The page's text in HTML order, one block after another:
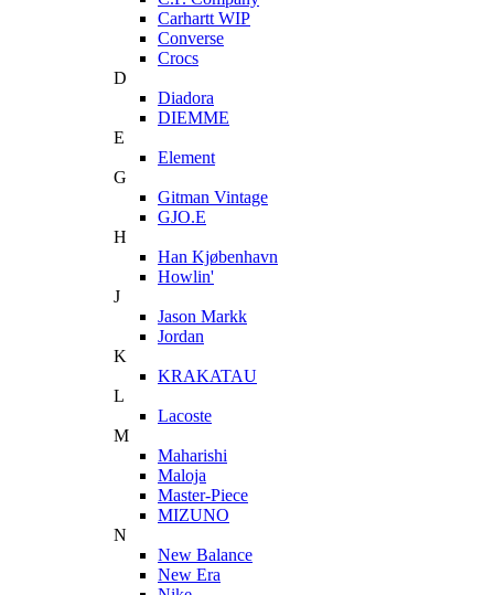
Carhartt WIP
Converse
Crocs
D
Diadora
DIEMME
E
Element
G
Gitman Vintage
GJO.E
H
Han Kjøbenhavn
Howlin'
J
Jason Markk
Jordan
K
KRAKATAU
L
Lacoste
M
Maharishi
Maloja
Master-Piece
MIZUNO
N
New Balance
New Era